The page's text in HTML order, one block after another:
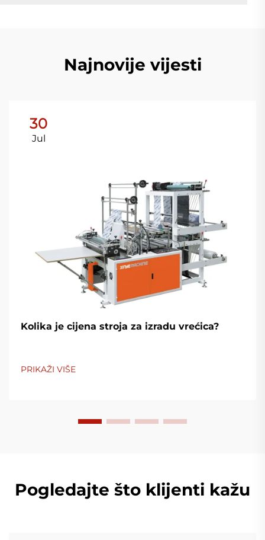
Najnovije vijesti
30
Jul
Kolika je cijena stroja za izradu vrećica?
PRIKAŽI VIŠE
Pogledajte što klijenti kažu